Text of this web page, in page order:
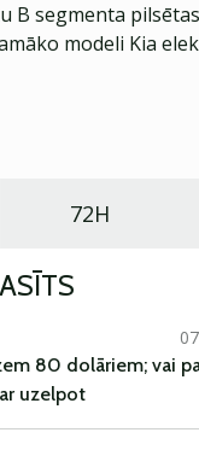
B segmenta
modeli Kia
72H
80 dolāriem; vai
uzelpot